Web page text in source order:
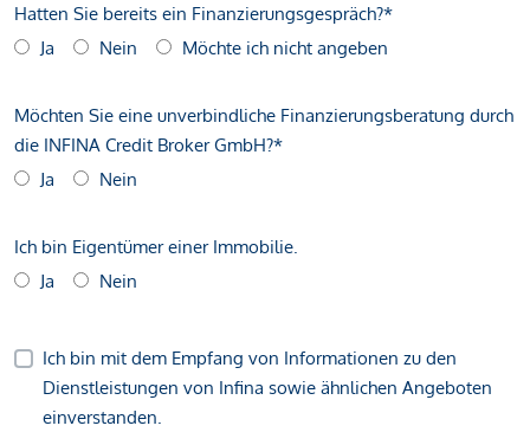
Hatten Sie bereits ein Finanzierungsgespräch?*
Ja
Nein Möchte ich nicht angeben
Möchten Sie eine unverbindliche Finanzierungsberatung durch
die INFINA Credit Broker GmbH?*
Ja
Nein
Ich bin Eigentümer einer Immobilie.
Ja
Nein
Ich bin mit dem Empfang von Informationen zu den
Dienstleistungen von Infina sowie ähnlichen Angeboten
einverstanden.